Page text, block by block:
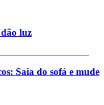
luz
Saia do sofá e mude